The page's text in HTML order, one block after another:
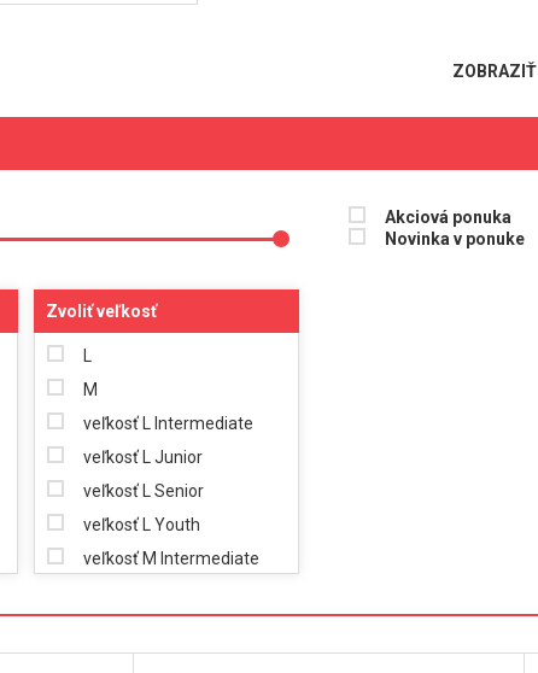
ZOBRAZIŤ
Akciová ponuka
Novinka v ponuke
Zvoliť veľkosť
L
M
veľkosť L Intermediate
veľkosť L Junior
veľkosť L Senior
veľkosť L Youth
veľkosť M Intermediate
veľkosť M Youth